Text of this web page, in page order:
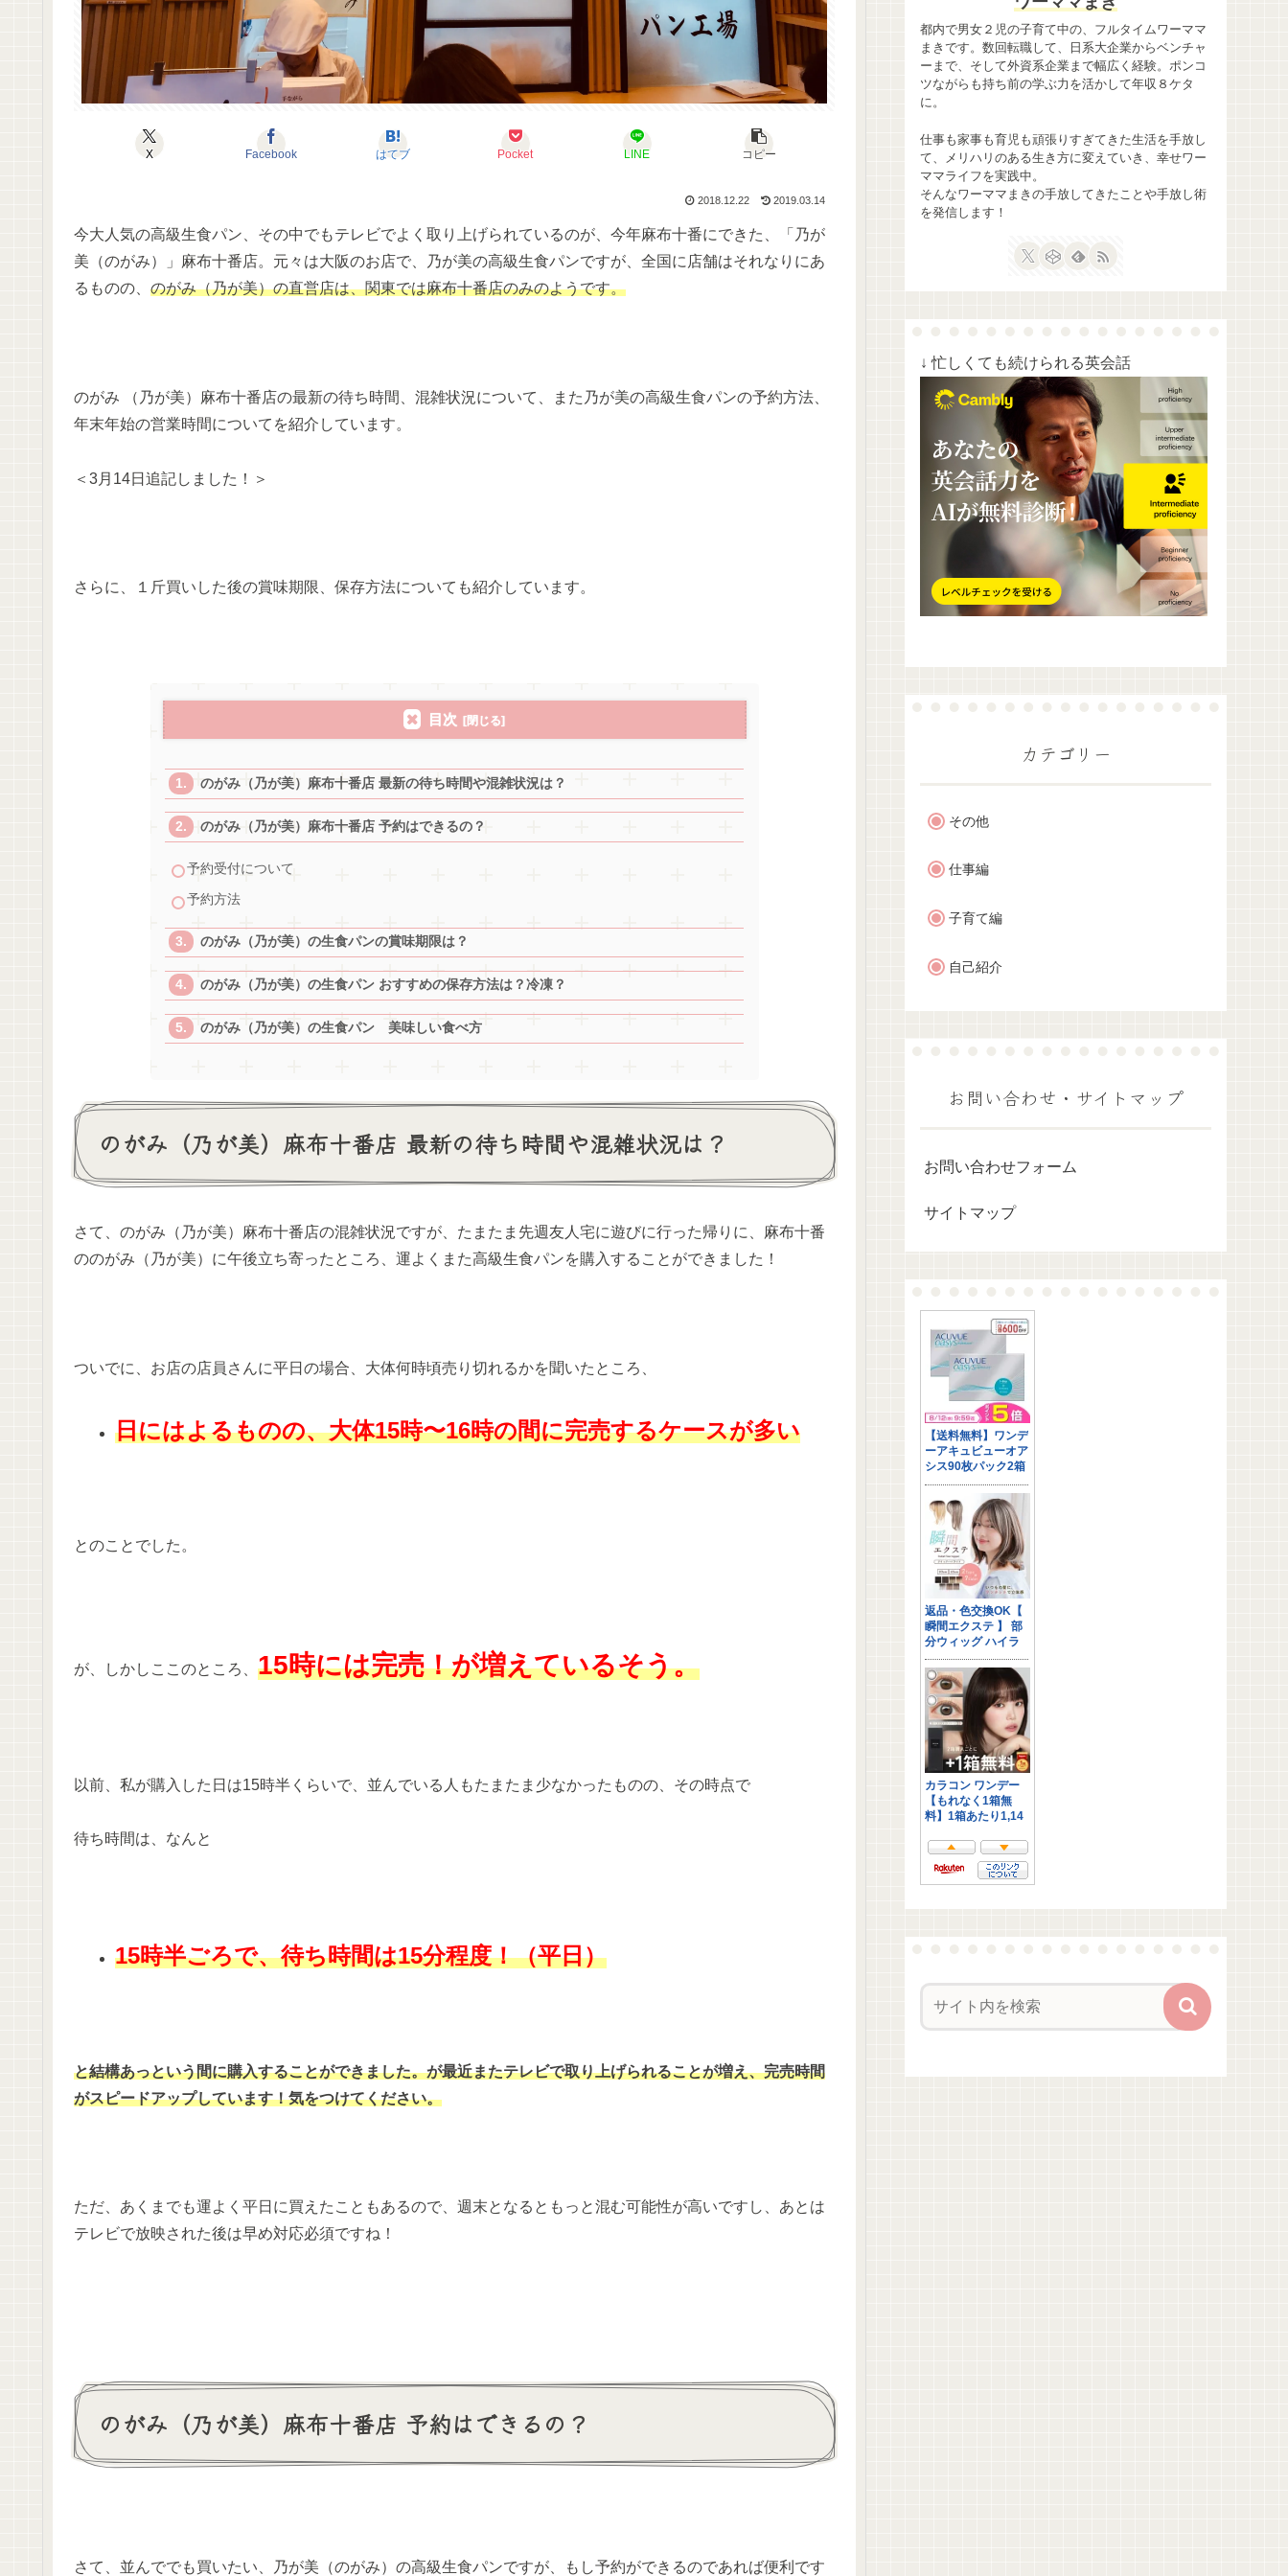
X Facebook はてブ Pocket LINE コピー
2018.12.22 2019.03.14
今大人気の高級生食パン、その中でもテレビでよく取り上げられているのが、今年麻布十番にできた、「乃が
美（のがみ）」麻布十番店。元々は大阪のお店で、乃が美の高級生食パンですが、全国に店舗はそれなりにあ
るものの、 のがみ（乃が美）の直営店は、関東では麻布十番店のみのようです。
のがみ （乃が美）麻布十番店の最新の待ち時間、混雑状況について、また乃が美の高級生食パンの予約方法、
年末年始の営業時間についてを紹介しています。
＜3月14日追記しました！＞
さらに、１斤買いした後の賞味期限、保存方法についても紹介しています。
目次
のがみ（乃が美）麻布十番店 最新の待ち時間や混雑状況は？
のがみ（乃が美）麻布十番店 予約はできるの？
予約受付について
予約方法
のがみ（乃が美）の生食パンの賞味期限は？
のがみ（乃が美）の生食パン おすすめの保存方法は？冷凍？
のがみ（乃が美）の生食パン 美味しい食べ方
のがみ（乃が美）麻布十番店 最新の待ち時間や混雑状況は？
さて、のがみ（乃が美）麻布十番店の混雑状況ですが、たまたま先週友人宅に遊びに行った帰りに、麻布十番
ののがみ（乃が美）に午後立ち寄ったところ、運よくまた高級生食パンを購入することができました！
ついでに、お店の店員さんに平日の場合、大体何時頃売り切れるかを聞いたところ、
日にはよるものの、大体15時〜16時の間に完売するケースが多い
とのことでした。
が、しかしここのところ、 15時には完売！が増えているそう。
以前、私が購入した日は15時半くらいで、並んでいる人もたまたま少なかったものの、その時点で
待ち時間は、なんと
15時半ごろで、待ち時間は15分程度！（平日）
と結構あっという間に購入することができました。が最近またテレビで取り上げられることが増え、完売時間
がスピードアップしています！気をつけてください。
ただ、あくまでも運よく平日に買えたこともあるので、週末となるともっと混む可能性が高いですし、あとは
テレビで放映された後は早め対応必須ですね！
のがみ（乃が美）麻布十番店 予約はできるの？
さて、並んででも買いたい、乃が美（のがみ）の高級生食パンですが、もし予約ができるのであれば便利です
都内で男女２児の子育て中の、フルタイムワーママ
まきです。数回転職して、日系大企業からベンチャ
ーまで、そして外資系企業まで幅広く経験。ポンコ
ツながらも持ち前の学ぶ力を活かして年収８ケタ
に。
仕事も家事も育児も頑張りすぎてきた生活を手放し
て、メリハリのある生き方に変えていき、幸せワー
ママライフを実践中。
そんなワーママまきの手放してきたことや手放し術
を発信します！
↓ 忙しくても続けられる英会話
カテゴリー
その他
仕事編
子育て編
自己紹介
お問い合わせ・サイトマップ
お問い合わせフォーム
サイトマップ